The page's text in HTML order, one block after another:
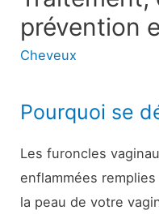
prévention
Cheveux
Pourquoi se
Les furoncles
enflammées
la peau de votre